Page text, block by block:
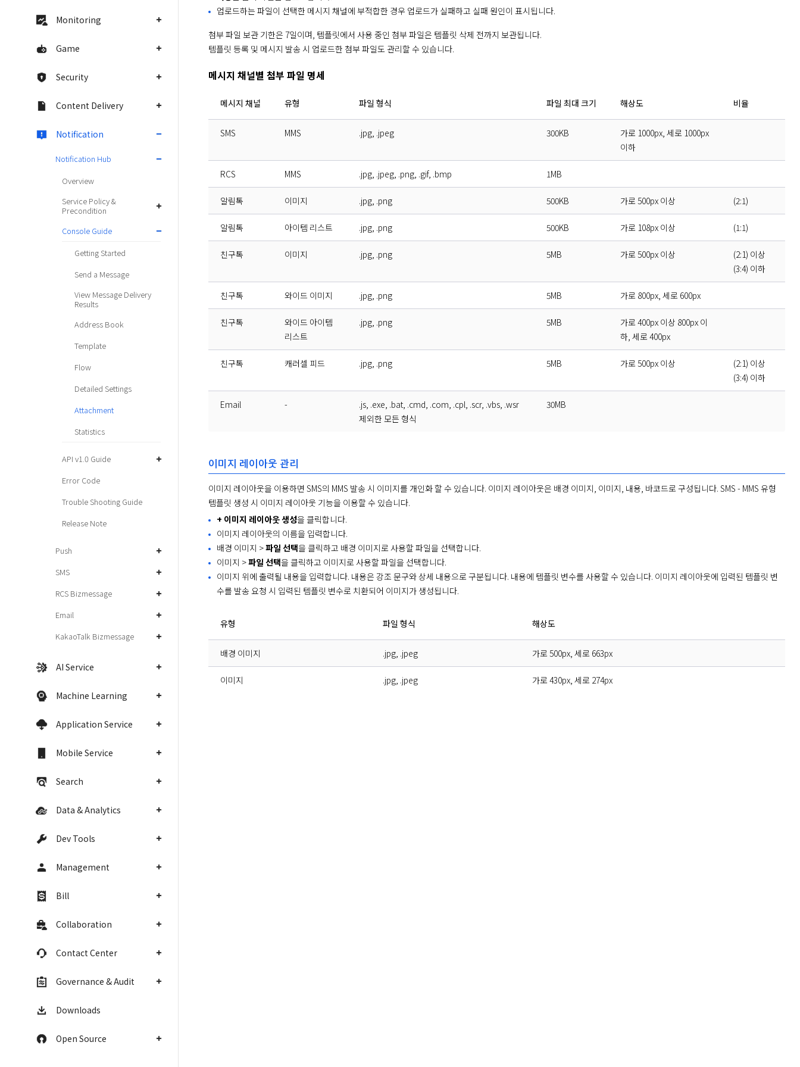
Monitoring
Game
Security
Content Delivery
Notification
Notification Hub
Overview
Service Policy &
Precondition
Console Guide
Getting Started
Send a Message
View Message Delivery
Results
Address Book
Template
Flow
Detailed Settings
Attachment
Statistics
API v1.0 Guide
Error Code
Trouble Shooting Guide
Release Note
Push
SMS
RCS Bizmessage
Email
KakaoTalk Bizmessage
AI Service
Machine Learning
Application Service
Mobile Service
Search
Data & Analytics
Dev Tools
Management
Bill
Collaboration
Contact Center
Governance & Audit
Downloads
Open Source
업로드하는 파일이 선택한 메시지 채널에 부적합한 경우 업로드가 실패하고 실패 원인이 표시됩니다.
첨부 파일 보관 기한은 7일이며, 템플릿에서 사용 중인 첨부 파일은 템플릿 삭제 전까지 보관됩니다.
템플릿 등록 및 메시지 발송 시 업로드한 첨부 파일도 관리할 수 있습니다.
메시지 채널별 첨부 파일 명세
메시지 채널 유형 파일 형식 파일 최대 크기 해상도 비율
SMS MMS .jpg, .jpeg 300KB
가로 1000px, 세로 1000px
이하
RCS MMS .jpg, .jpeg, .png, .gif, .bmp 1MB
알림톡 이미지 .jpg, .png 500KB 가로 500px 이상 (2:1)
알림톡 아이템 리스트 .jpg, .png 500KB 가로 108px 이상 (1:1)
친구톡 이미지 .jpg, .png 5MB 가로 500px 이상
(2:1) 이상
(3:4) 이하
친구톡 와이드 이미지 .jpg, .png 5MB 가로 800px, 세로 600px
친구톡
와이드 아이템
리스트
.jpg, .png 5MB
가로 400px 이상 800px 이
하, 세로 400px
친구톡 캐러셀 피드 .jpg, .png 5MB 가로 500px 이상
(2:1) 이상
(3:4) 이하
Email -
.js, .exe, .bat, .cmd, .com, .cpl, .scr, .vbs, .wsr
제외한 모든 형식
30MB
이미지 레이아웃 관리
이미지 레이아웃을 이용하면 SMS의 MMS 발송 시 이미지를 개인화 할 수 있습니다. 이미지 레이아웃은 배경 이미지, 이미지, 내용, 바코드로 구성됩니다. SMS - MMS 유형
템플릿 생성 시 이미지 레이아웃 기능을 이용할 수 있습니다.
+ 이미지 레이아웃 생성을 클릭합니다.
이미지 레이아웃의 이름을 입력합니다.
배경 이미지 >파일 선택을 클릭하고 배경 이미지로 사용할 파일을 선택합니다.
이미지 >파일 선택을 클릭하고 이미지로 사용할 파일을 선택합니다.
이미지 위에 출력될 내용을 입력합니다. 내용은 강조 문구와 상세 내용으로 구분됩니다. 내용에 템플릿 변수를 사용할 수 있습니다. 이미지 레이아웃에 입력된 템플릿 변
수를 발송 요청 시 입력된 템플릿 변수로 치환되어 이미지가 생성됩니다.
유형 파일 형식 해상도
배경 이미지 .jpg, .jpeg 가로 500px, 세로 663px
이미지 .jpg, .jpeg 가로 430px, 세로 274px